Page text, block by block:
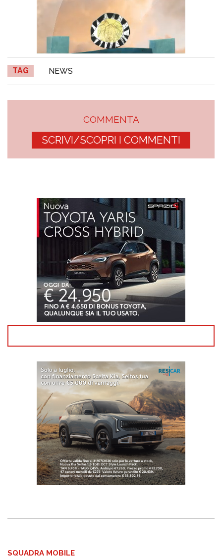
TAG NEWS
COMMENTA
SCRIVI/SCOPRI I COMMENTI
SQUADRA MOBILE